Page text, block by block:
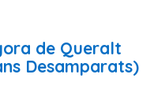
de Queralt
Desamparats)